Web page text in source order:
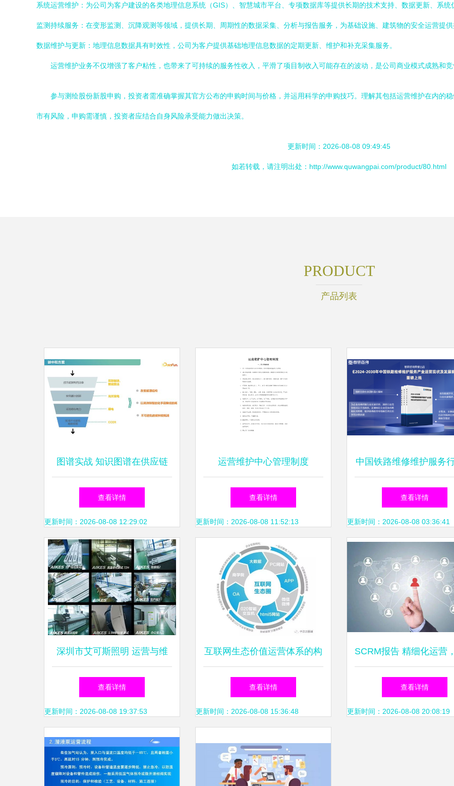
系统运营维护：为公司为客户建设的各类地理信息系统（GIS）、智慧城市平台、专项数据库等提供长期的技术支持、数据更新、系统
监测持续服务：在变形监测、沉降观测等领域，提供长期、周期性的数据采集、分析与报告服务，为基础设施、建筑物的安全运营提供
数据维护与更新：地理信息数据具有时效性，公司为客户提供基础地理信息数据的定期更新、维护和补充采集服务。
运营维护业务不仅增强了客户粘性，也带来了可持续的服务性收入，平滑了项目制收入可能存在的波动，是公司商业模式成熟和竞
参与测绘股份新股申购，投资者需准确掌握其官方公布的申购时间与价格，并运用科学的申购技巧。理解其包括运营维护在内的
市有风险，申购需谨慎，投资者应结合自身风险承受能力做出决策。
更新时间：2026-08-08 09:49:45
如若转载，请注明出处：http://www.quwangpai.com/product/80.html
PRODUCT
产品列表
图谱实战 知识图谱在供应链
和运营绩效提升领域的应用
查看详情
更新时间：2026-08-08 12:29:02
运营维护中心管理制度
查看详情
更新时间：2026-08-08 11:52:13
中国铁路维修维护服务
展环境、市场运行态势及
研究报告
查看详情
更新时间：2026-08-08 03:36:41
深圳市艾可斯照明 运营与维
护的综合指南
查看详情
更新时间：2026-08-08 19:37:53
互联网生态价值运营体系的构
建与维护 以长期主义守护数
字繁荣
查看详情
更新时间：2026-08-08 15:36:48
SCRM报告 精细化运营
运营什么——从运营及维
起
查看详情
更新时间：2026-08-08 20:08:19